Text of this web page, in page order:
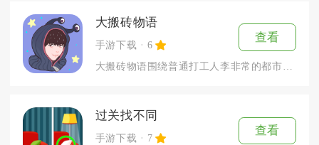
大搬砖物语
手游下载 6
查看
过关找不同
手游下载 7
查看